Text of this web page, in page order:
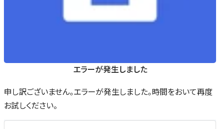
エラーが発生しました
申し訳ございません。エラーが発生しました。時間をおいて再度
お試しください。